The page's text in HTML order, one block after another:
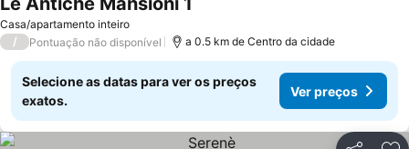
Casa/apartamento inteiro
/ Pontuação não disponível a 0.5 km de Centro da cidade
Selecione as datas para ver os preços
exatos.
Ver preços